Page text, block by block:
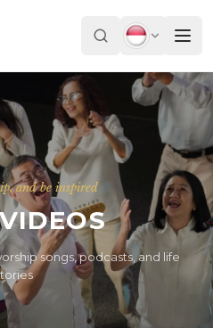
and be inspired
songs, podcasts, and life